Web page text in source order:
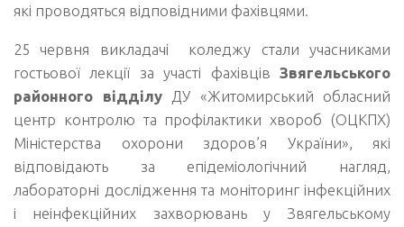
які проводяться відповідними фахівцями.
25 червня викладачі коледжу стали учасниками
гостьової лекції за участі фахівців Звягельського
районного відділуДУ «Житомирський обласний
центр контролю та профілактики хвороб (ОЦКПХ)
Міністерства охорони здоров’я України», які
відповідають за епідеміологічний нагляд,
лабораторні дослідження та моніторинг інфекційних
і неінфекційних захворювань у Звягельському